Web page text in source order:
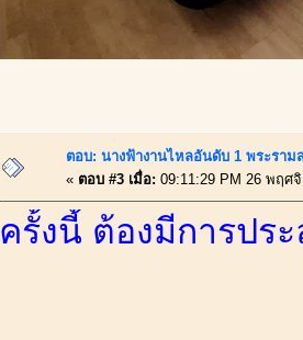
ตอบ: นางฟ้างานไหลอันดับ 1 พระราม
« ตอบ #3 เมื่อ: 09:11:29 PM 26 พฤศ
ครั้งนี้ ต้องมีการปร